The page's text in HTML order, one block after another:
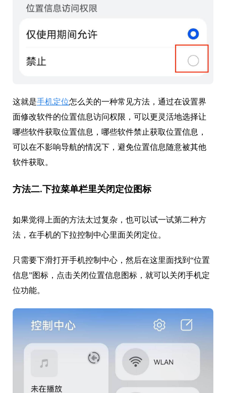
这就是手机定位怎么关的一种常见方法，通过在设置界
面修改软件的位置信息访问权限，可以更灵活地选择让
哪些软件获取位置信息，哪些软件禁止获取位置信息，
可以在不影响导航的情况下，避免位置信息随意被其他
软件获取。
方法二.下拉菜单栏里关闭定位图标
如果觉得上面的方法太过复杂，也可以试一试第二种方
法，在手机的下拉控制中心里面关闭定位。
只需要下滑打开手机控制中心，然后在这里面找到“位置
信息”图标，点击关闭位置信息图标，就可以关闭手机定
位功能。